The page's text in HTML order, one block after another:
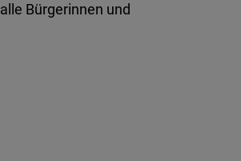
Bürgerinnen und